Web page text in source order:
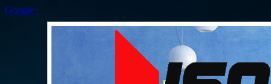
Google+